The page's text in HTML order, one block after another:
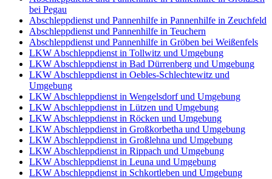
bei Pegau
Abschleppdienst und Pannenhilfe in Pannenhilfe in Zeuchfeld
Abschleppdienst und Pannenhilfe in Teuchern
Abschleppdienst und Pannenhilfe in Gröben bei Weißenfels
LKW Abschleppdienst in Tollwitz und Umgebung
LKW Abschleppdienst in Bad Dürrenberg und Umgebung
LKW Abschleppdienst in Oebles-Schlechtewitz und
Umgebung
LKW Abschleppdienst in Wengelsdorf und Umgebung
LKW Abschleppdienst in Lützen und Umgebung
LKW Abschleppdienst in Röcken und Umgebung
LKW Abschleppdienst in Großkorbetha und Umgebung
LKW Abschleppdienst in Großlehna und Umgebung
LKW Abschleppdienst in Rippach und Umgebung
LKW Abschleppdienst in Leuna und Umgebung
LKW Abschleppdienst in Schkortleben und Umgebung